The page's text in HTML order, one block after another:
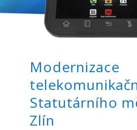
Modernizace
Statutárního
Zlín